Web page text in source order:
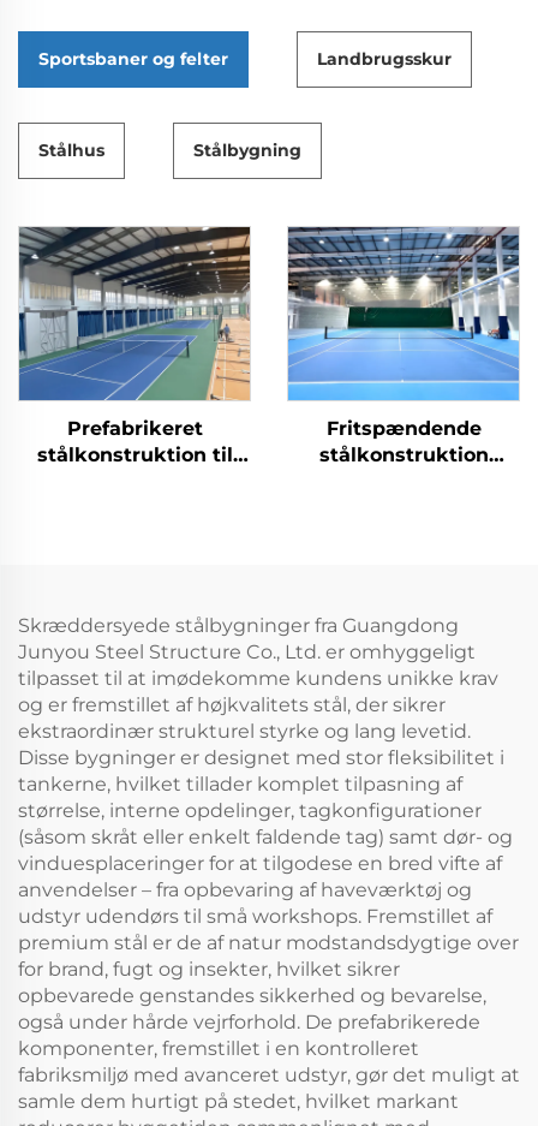
Sportsbaner og felter Landbrugsskur
Stålhus Stålbygning
Prefabrikeret
stålkonstruktion til
Fritspændende
stålkonstruktion
Skræddersyede stålbygninger fra Guangdong
Junyou Steel Structure Co., Ltd. er omhyggeligt
tilpasset til at imødekomme kundens unikke krav
og er fremstillet af højkvalitets stål, der sikrer
ekstraordinær strukturel styrke og lang levetid.
Disse bygninger er designet med stor fleksibilitet i
tankerne, hvilket tillader komplet tilpasning af
størrelse, interne opdelinger, tagkonfigurationer
(såsom skråt eller enkelt faldende tag) samt dør- og
vinduesplaceringer for at tilgodese en bred vifte af
anvendelser – fra opbevaring af haveværktøj og
udstyr udendørs til små workshops. Fremstillet af
premium stål er de af natur modstandsdygtige over
for brand, fugt og insekter, hvilket sikrer
opbevarede genstandes sikkerhed og bevarelse,
også under hårde vejrforhold. De prefabrikerede
komponenter, fremstillet i en kontrolleret
fabriksmiljø med avanceret udstyr, gør det muligt at
samle dem hurtigt på stedet, hvilket markant